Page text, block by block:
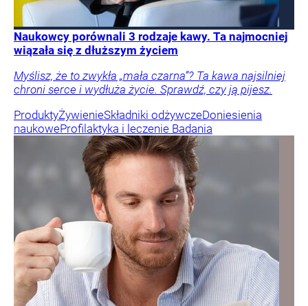
Naukowcy porównali 3 rodzaje kawy. Ta najmocniej
wiązała się z dłuższym życiem
Myślisz, że to zwykła „mała czarna”? Ta kawa najsilniej
chroni serce i wydłuża życie. Sprawdź, czy ją pijesz.
ProduktyŻywienieSkładniki odżywczeDoniesienia
naukoweProfilaktyka i leczenie Badania